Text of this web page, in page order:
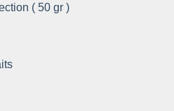
( 50 gr )